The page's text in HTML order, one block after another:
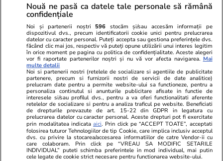
Știri România 07:41
Ploi torențiale și vijelii în România după valul
de căldură extremă. Prognoza meteo ANM
pentru perioada 4-31 august 2026
Horoscop 03 aug.
Horoscop 4 august 2026. Capricornilor le este
greu să aibă răbdare într-un context atât de
dinamic, dar ei știu că nu se poate altfel
Nouă ne pasă ca datele tale personale să rămână
confidențiale
Noi și partenerii noștri 596 stocăm și/sau accesăm informații pe
dispozitivul dvs., precum identificatorii cookie unici pentru prelucrarea
datelor cu caracter personal. Puteți accepta sau gestiona preferințele dvs.
făcând clic mai jos, respectiv vă puteți opune utilizării unui interes legitim
în orice moment pe pagina cu politica de confidențialitate. Aceste alegeri
vor fi raportate partenerilor noștri și nu vă vor afecta navigarea. Mai
multe detalii
Noi si partenerii nostri (retelele de socializare si agentiile de publicitate
partenere, precum si furnizorii nostri de servicii de date analitice)
prelucram date pentru a permite website-ului sa functioneze, pentru a
personaliza continutul si anunturile publicitare afisate in functie de
interesele si/sau profilul dvs., pentru a va oferi functionalitati aferente
retelelor de socializare si pentru a analiza traficul pe website. Beneficiati
de drepturile prevazute de art. 15-22 din GDPR in legatura cu
prelucrarea datelor cu caracter personal. Aceste drepturi pot fi exercitate
prin modalitatea indicataaici. Prin click pe “ACCEPT TOATE”, acceptati
folosirea tuturor Tehnologiilor de tip Cookie, care implica inclusiv acceptul
dvs. cu privire la stocarea/accesarea informatiilor de catre Vendor-ii cu
care colaboram. Prin click pe “VREAU SA MODIFIC SETARILE
INDIVIDUAL” puteti schimba preferintele in mod individual, mai putin
cele legate de cookie strict necesare pentru functionarea website-ului.